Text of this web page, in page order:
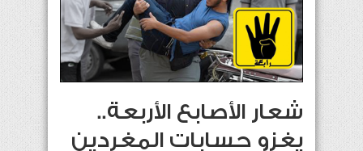
شعار الأصابع الأربعة..
يغزو حسابات المغردين